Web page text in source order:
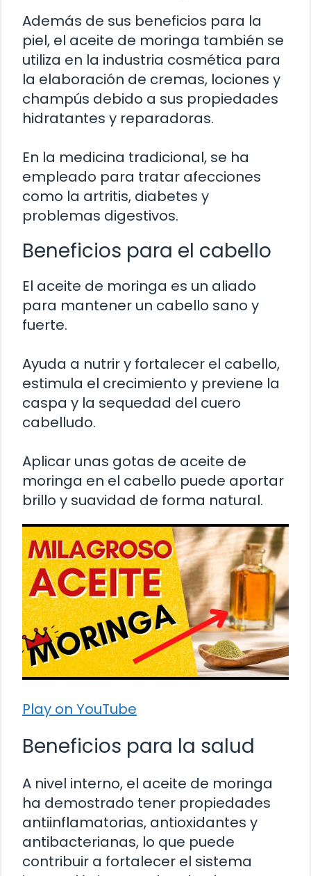
Además de sus beneficios para la
piel, el aceite de moringa también se
utiliza en la industria cosmética para
la elaboración de cremas, lociones y
champús debido a sus propiedades
hidratantes y reparadoras.
En la medicina tradicional, se ha
empleado para tratar afecciones
como la artritis, diabetes y
problemas digestivos.
Beneficios para el cabello
El aceite de moringa es un aliado
para mantener un cabello sano y
fuerte.
Ayuda a nutrir y fortalecer el cabello,
estimula el crecimiento y previene la
caspa y la sequedad del cuero
cabelludo.
Aplicar unas gotas de aceite de
moringa en el cabello puede aportar
brillo y suavidad de forma natural.
Play on YouTube
Beneficios para la salud
A nivel interno, el aceite de moringa
ha demostrado tener propiedades
antiinflamatorias, antioxidantes y
antibacterianas, lo que puede
contribuir a fortalecer el sistema